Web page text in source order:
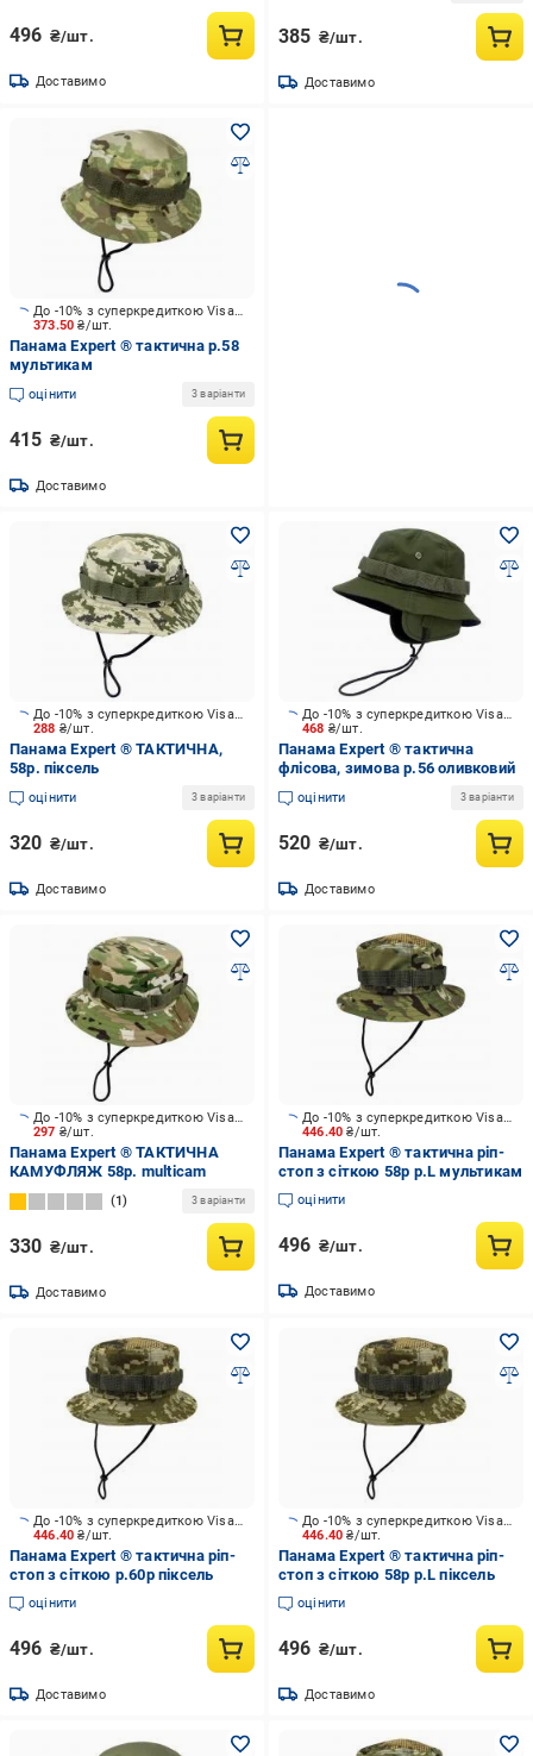
496 ₴/шт.
Доставимо
385 ₴/шт.
Доставимо
373.50₴/шт.
До -10% з суперкредиткою Visa Вигода
Панама Expert ® тактична р.58
мультикам
оцінити 3 варіанти
415 ₴/шт.
Доставимо
288 ₴/шт.
До -10% з суперкредиткою Visa Вигода
Панама Expert ® ТАКТИЧНА,
58р. піксель
оцінити 3 варіанти
320 ₴/шт.
Доставимо
468 ₴/шт.
До -10% з суперкредиткою Visa Вигода
Панама Expert ® тактична
флісова, зимова р.56 оливковий
оцінити 3 варіанти
520 ₴/шт.
Доставимо
297 ₴/шт.
До -10% з суперкредиткою Visa Вигода
Панама Expert ® ТАКТИЧНА
КАМУФЛЯЖ 58р. multicam
1 3 варіанти
330 ₴/шт.
Доставимо
446.40₴/шт.
До -10% з суперкредиткою Visa Вигода
Панама Expert ® тактична ріп-
стоп з сіткою 58р р.L мультикам
оцінити
496 ₴/шт.
Доставимо
446.40₴/шт.
До -10% з суперкредиткою Visa Вигода
Панама Expert ® тактична ріп-
стоп з сіткою р.60р піксель
оцінити
496 ₴/шт.
Доставимо
446.40₴/шт.
До -10% з суперкредиткою Visa Вигода
Панама Expert ® тактична ріп-
стоп з сіткою 58р р.L піксель
оцінити
496 ₴/шт.
Доставимо